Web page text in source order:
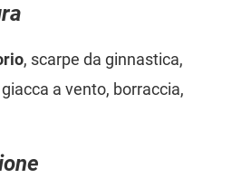
, scarpe da ginnastica,
a vento, borraccia,